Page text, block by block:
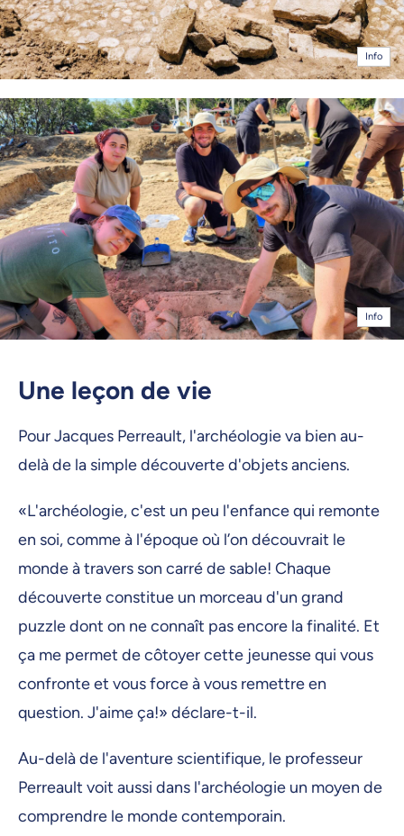
Info
Info
Une leçon de vie
Pour Jacques Perreault, l'archéologie va bien au-
delà de la simple découverte d'objets anciens.
«L'archéologie, c'est un peu l'enfance qui remonte
en soi, comme à l'époque où l’on découvrait le
monde à travers son carré de sable! Chaque
découverte constitue un morceau d'un grand
puzzle dont on ne connaît pas encore la finalité. Et
ça me permet de côtoyer cette jeunesse qui vous
confronte et vous force à vous remettre en
question. J'aime ça!» déclare-t-il.
Au-delà de l'aventure scientifique, le professeur
Perreault voit aussi dans l'archéologie un moyen de
comprendre le monde contemporain.